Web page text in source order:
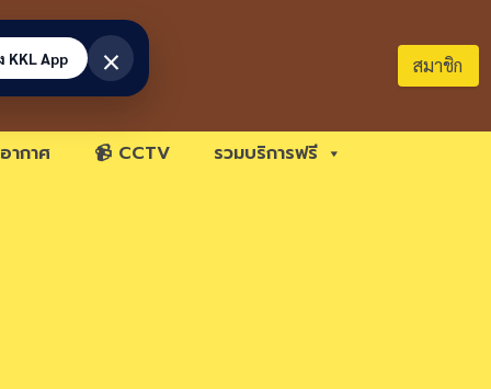
สมาชิก
ากาศ 📹 CCTV รวมบริการฟรี
KKL App ×